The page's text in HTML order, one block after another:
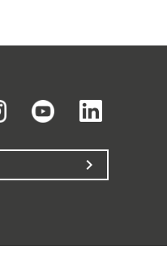
chevron_right